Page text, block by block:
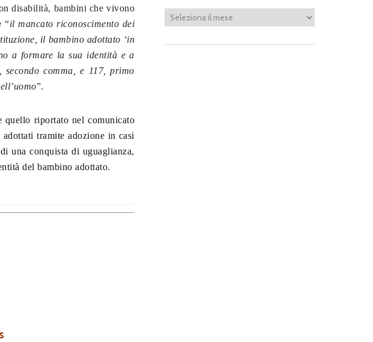
disabilità, bambini che vivono
“il mancato riconoscimento dei
il bambino adottato ‘in
a formare la sua identità e a
comma, e 117, primo
”.
quello riportato nel comunicato
tramite adozione in casi
una conquista di uguaglianza,
del bambino adottato.